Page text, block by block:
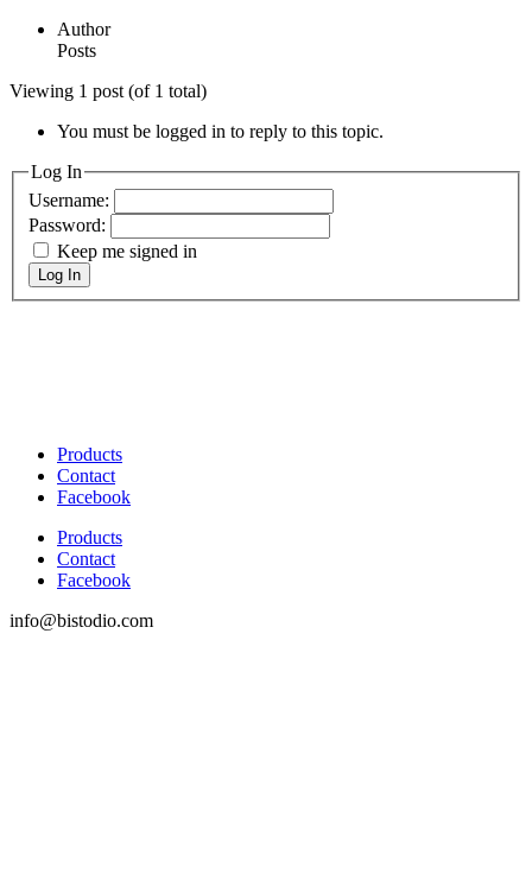
Author
Posts
Viewing 1 post (of 1 total)
You must be logged in to reply to this topic.
Log In
Username:
Password:
Keep me signed in
Log In
Products
Contact
Facebook
Products
Contact
Facebook
info@bistodio.com